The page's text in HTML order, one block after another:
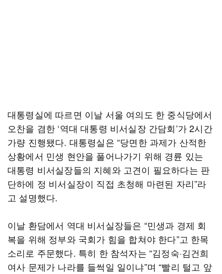
대통령실에 따르면 이날 서울 여의도 한 중식당에서
오찬을 겸한 ‘역대 대통령 비서실장 간담회’가 2시간
가량 진행됐다. 대통령실은 “당면한 과제가 산적한
상황에서 민생 현안을 풀어나가기 위해 경륜 있는
대통령 비서실장들의 지혜와 고견이 필요하다는 판
단하에 정 비서실장이 직접 초청해 마련된 자리”라
고 설명했다.
이날 환담에서 역대 비서실장들은 “민생과 경제 회
복을 위해 정부와 국회가 힘을 합쳐야 한다”고 한목
소리로 주문했다. 특히 한 참석자는 “김정숙·김건희
여사 문제가 나라를 들썩일 일이냐”며 “빨리 털고 앞